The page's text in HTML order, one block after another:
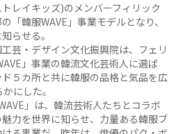
レイキッズ)のメンバーフィリック
「韓服WAVE」事業モデルとなり、
らせる。
芸・デザイン文化振興院は、フェリ
」事業の韓流文化芸術人に選ば
５カ所と共に韓服の品格と気品を広
にした。
」は、韓流芸術人たちとコラボ
力を世界に知らせ、力量ある韓服ブ